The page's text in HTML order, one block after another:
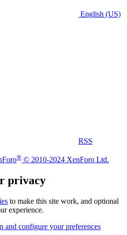
English (US)
RSS
® © 2010-2024 XenForo Ltd.
privacy
to make this site work, and optional
experience.
and configure your preferences